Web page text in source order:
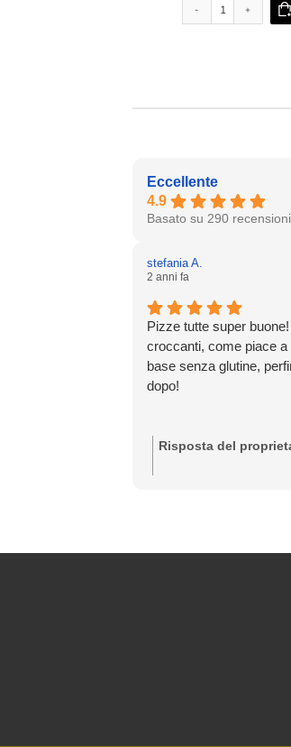
Eccellente
4.9
Basato su 290 recensioni
stefania A.
2 anni fa
Pizze tutte super
croccanti, come piace
base senza glutine,
dopo!
Risposta del